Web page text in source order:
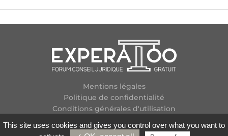
Mentions légales
Politique de confidentialité
Conditions générales d'utilisation
Contactez-nous
This site uses cookies and gives you control over what you want to